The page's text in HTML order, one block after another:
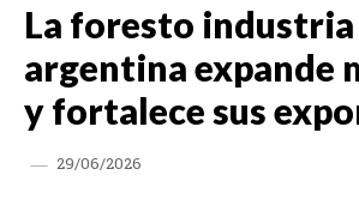
La foresto industria
argentina expande
y fortalece sus
29/06/2026